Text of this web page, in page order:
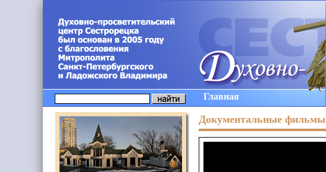
Главная
Документальные фильмы